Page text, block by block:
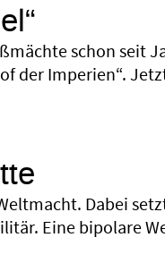
schon seit
der Imperien“.
Dabei
Eine bipolare